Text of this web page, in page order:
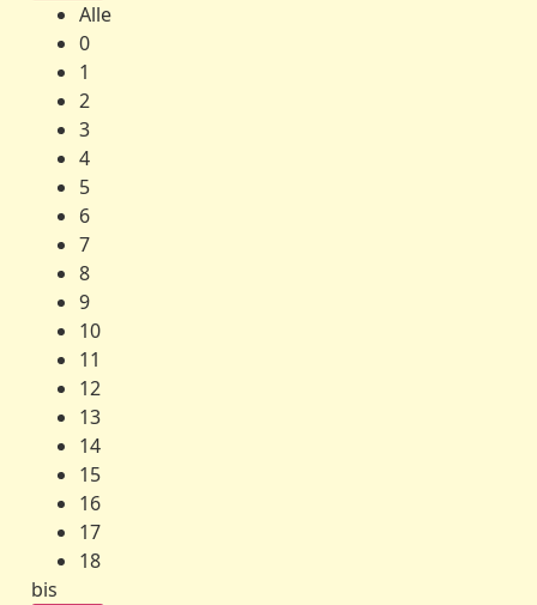
Alle
0
1
2
3
4
5
6
7
8
9
10
11
12
13
14
15
16
17
18
bis